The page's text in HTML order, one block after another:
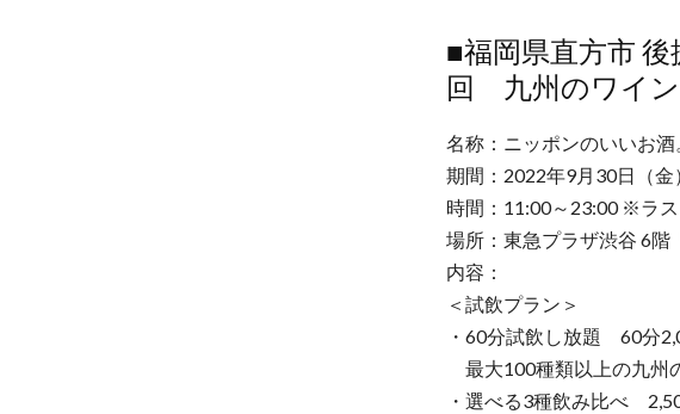
■福岡県直方市
回 九州のワイン
名称：ニッポンのいいお
期間：2022年9月30日（金
時間：11:00～23:00 ※ラ
場所：東急プラザ渋谷 6階
内容：
＜試飲プラン＞
・60分試飲し放題 60分
最大100種類以上の九州
・選べる3種飲み比べ